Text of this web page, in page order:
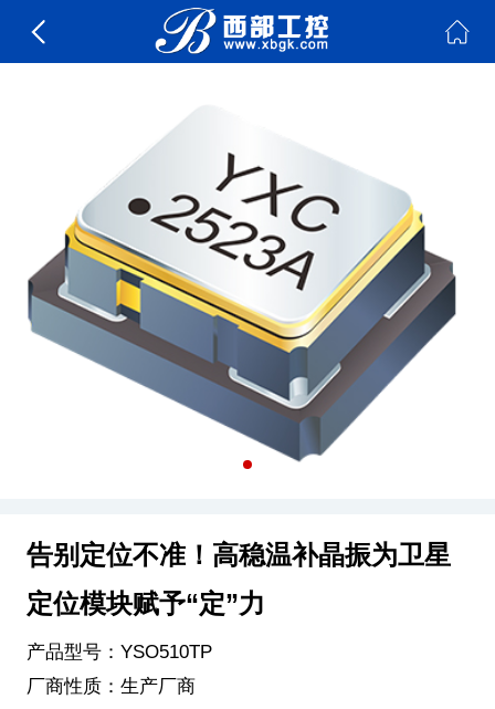
告别定位不准！高稳温补晶振为卫星
定位模块赋予“定”力
产品型号：YSO510TP
厂商性质：生产厂商